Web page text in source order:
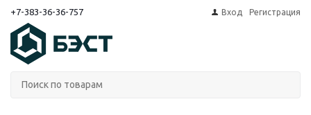
+7-383-36-36-757 Вход Регистрация